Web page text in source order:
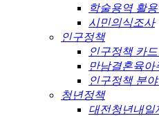
학술용역 활
시민의식조사
인구정책
인구정책 카
만남결혼육아
인구정책 분
청년정책
대전청년내일